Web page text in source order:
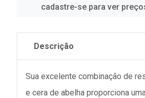
cadastre-se para ver
Descrição
Sua excelente combinação de
e cera de abelha proporciona